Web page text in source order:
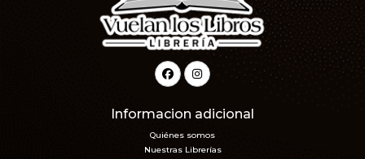
Informacion adicional
Quiénes somos
Nuestras Librerías